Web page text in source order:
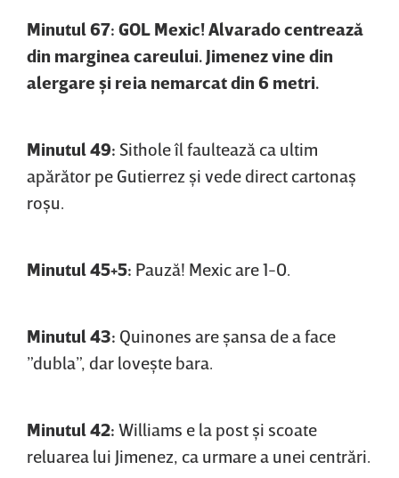
Minutul 67: GOL Mexic! Alvarado centrează
din marginea careului. Jimenez vine din
alergare şi reia nemarcat din 6 metri.
Minutul 49: Sithole îl faultează ca ultim
apărător pe Gutierrez şi vede direct cartonaş
roşu.
Minutul 45+5: Pauză! Mexic are 1-0.
Minutul 43: Quinones are şansa de a face
”dubla”, dar loveşte bara.
Minutul 42: Williams e la post şi scoate
reluarea lui Jimenez, ca urmare a unei centrări.